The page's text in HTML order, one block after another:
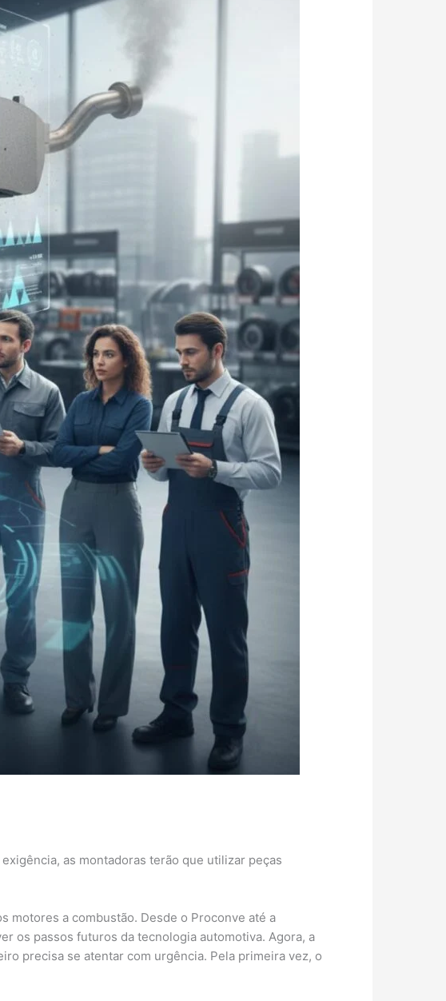
as montadoras terão que utilizar peças
motores a combustão. Desde o Proconve até a
os passos futuros da tecnologia automotiva. Agora, a
precisa se atentar com urgência. Pela primeira vez, o